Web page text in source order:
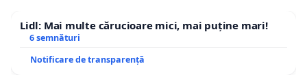
Lidl: Mai multe cărucioare mici, mai puține mari!
6 semnături
Notificare de transparență